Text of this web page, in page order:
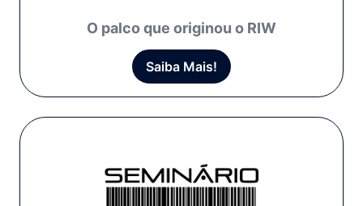
O palco que originou o RIW
Saiba Mais!